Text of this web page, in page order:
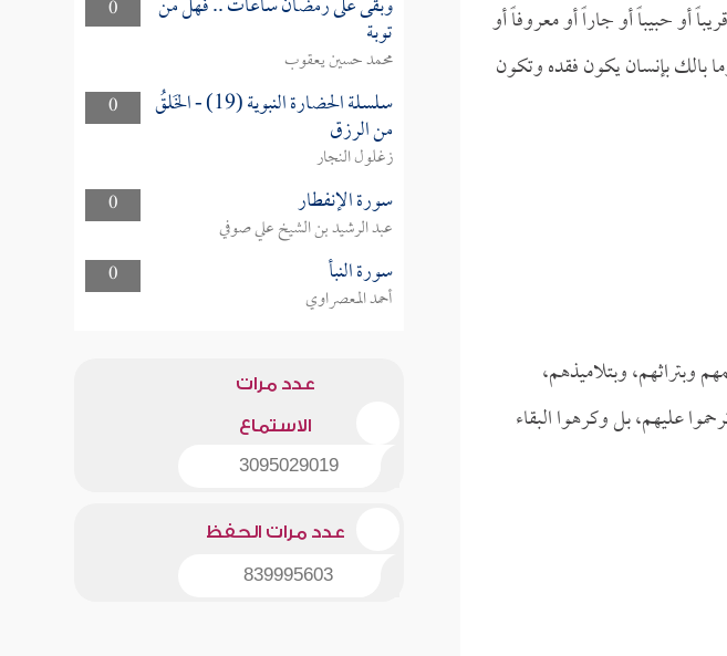
أو حبيباً أو جاراً أو معروفاً أو
بالك بإنسان يكون فقده وتكون
وبتراثهم، وبتلاميذهم،
عليهم، بل وكرهوا البقاء
0
توبة
محمد حسين يعقوب
0
سلسلة الحضارة النبوية (19) - الخَلقُ
من الرزق
زغلول النجار
0
سورة الإنفطار
عبد الرشيد بن الشيخ علي صوفي
0
سورة النبأ
أحمد المعصراوي
عدد مرات
الاستماع
3095029019
عدد مرات الحفظ
839995603